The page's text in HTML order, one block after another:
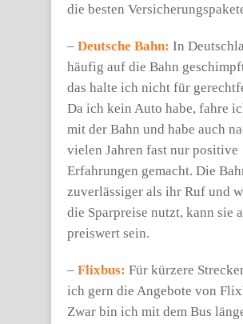
die besten
– Deutsche Bahn: In
häufig auf die Bahn
das halte ich nicht für
Da ich kein Auto habe, fahre
mit der Bahn und habe auch
vielen Jahren fast nur positive
Erfahrungen gemacht. Die
zuverlässiger als ihr Ruf und
die Sparpreise nutzt, kann sie
preiswert sein.
– Flixbus: Für kürzere
ich gern die Angebote von
Zwar bin ich mit dem Bus